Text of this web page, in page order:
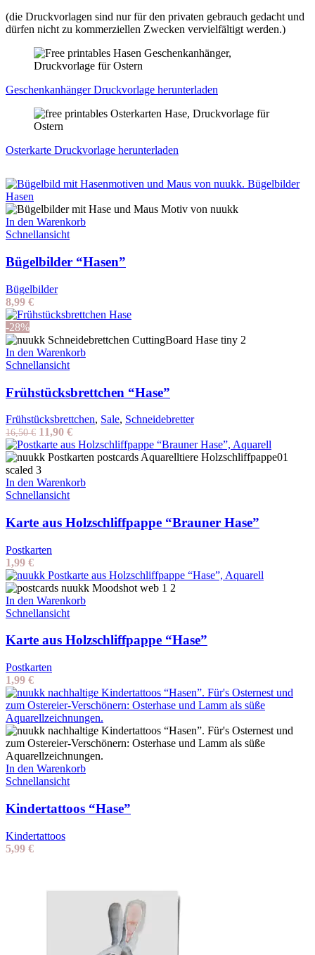
(die Druckvorlagen sind nur für den privaten gebrauch gedacht und
dürfen nicht zu kommerziellen Zwecken vervielfältigt werden.)
Geschenkanhänger Druckvorlage herunterladen
Osterkarte Druckvorlage herunterladen
In den Warenkorb
Schnellansicht
Bügelbilder “Hasen”
Bügelbilder
8,99 €
-28%
In den Warenkorb
Schnellansicht
Frühstücksbrettchen “Hase”
Frühstücksbrettchen, Sale, Schneidebretter
16,50€ Ursprünglicher
Preis
war:
16,50 €
11,90 €Aktueller
Preis
ist:
In den Warenkorb
Schnellansicht
Karte aus Holzschliffpappe “Brauner Hase”
Postkarten
1,99 €
In den Warenkorb
Schnellansicht
Karte aus Holzschliffpappe “Hase”
Postkarten
1,99 €
In den Warenkorb
Schnellansicht
Kindertattoos “Hase”
Kindertattoos
5,99 €